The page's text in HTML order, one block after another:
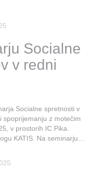
Socialne
v redni
Socialne spretnosti v
spoprijemanju z motečim
v prostorih IC Pika.
KATIS. Na seminarju…